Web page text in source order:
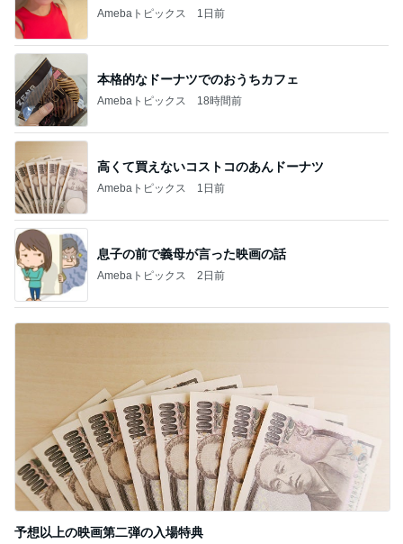
Amebaトピックス 1日前
本格的なドーナツでのおうちカフェ
Amebaトピックス 18時間前
高くて買えないコストコのあんドーナツ
Amebaトピックス 1日前
息子の前で義母が言った映画の話
Amebaトピックス 2日前
予想以上の映画第二弾の入場特典